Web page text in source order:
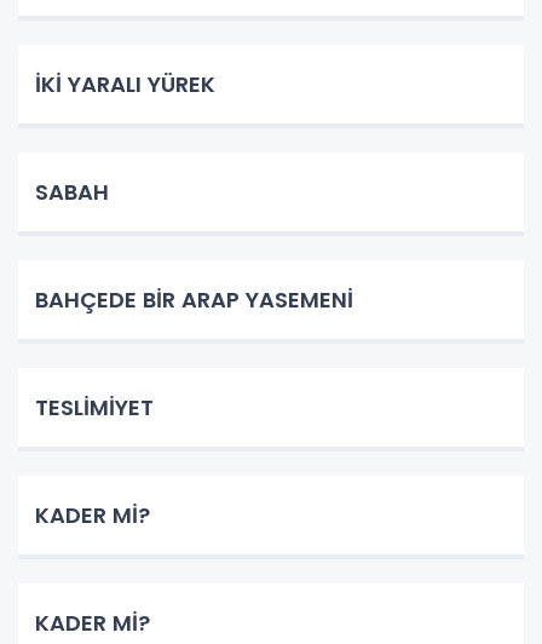
İKİ YARALI YÜREK
SABAH
BAHÇEDE BİR ARAP YASEMENİ
TESLİMİYET
KADER Mİ?
KADER Mİ?